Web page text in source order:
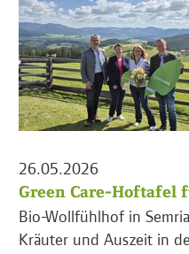
26.05.2026
Green Care-Hoftafel
Bio-Wollfühlhof in
Kräuter und Auszeit in